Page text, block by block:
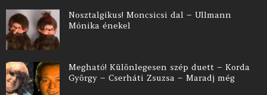
Nosztalgikus! Moncsicsi dal – Ullmann
Mónika énekel
Megható! Különlegesen szép duett – Korda
György – Cserháti Zsuzsa – Maradj még